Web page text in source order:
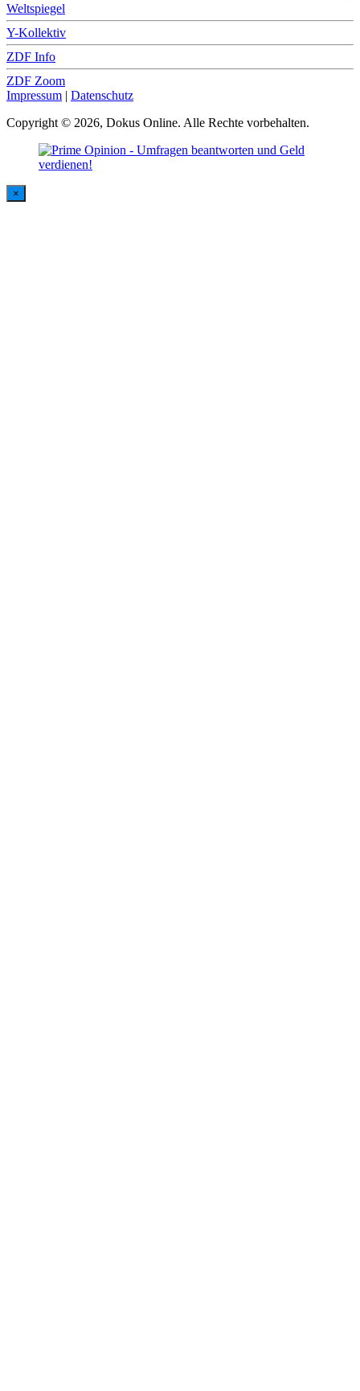
Weltspiegel
Y-Kollektiv
ZDF Info
ZDF Zoom
Impressum | Datenschutz
Copyright © 2026, Dokus Online. Alle Rechte vorbehalten.
×